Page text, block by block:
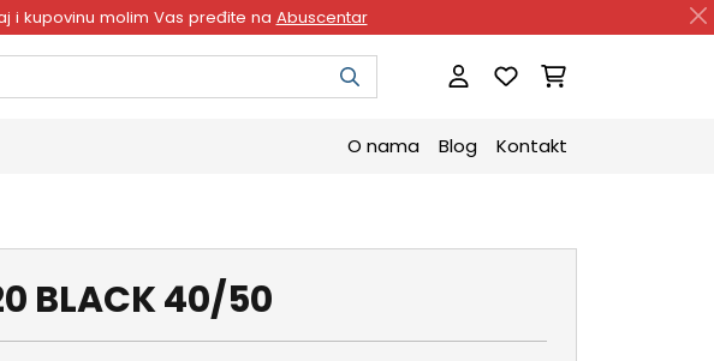
i kupovinu molim Vas pređite na Abuscentar
O nama Blog Kontakt
BLACK 40/50